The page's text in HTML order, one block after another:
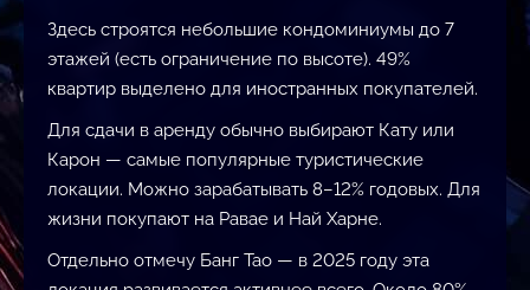
Здесь строятся небольшие кондоминиумы до 7
этажей (есть ограничение по высоте). 49%
квартир выделено для иностранных покупателей.
Для сдачи в аренду обычно выбирают Кату или
Карон — самые популярные туристические
локации. Можно зарабатывать 8–12% годовых. Для
жизни покупают на Равае и Най Харне.
Отдельно отмечу Банг Тао — в 2025 году эта